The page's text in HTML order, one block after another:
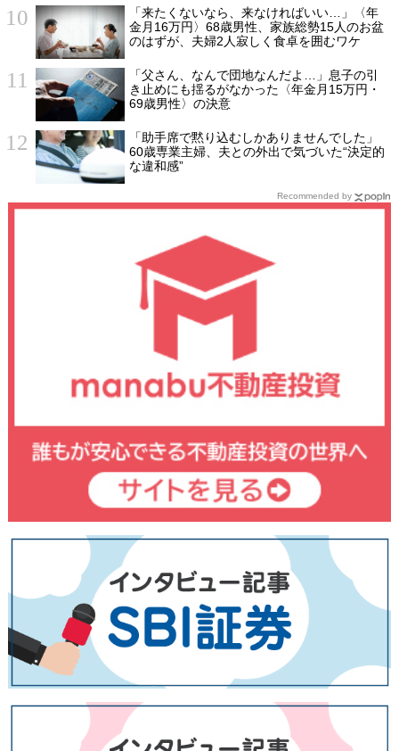
「来たくないなら、来なければいい…」〈年
金月16万円〉68歳男性、家族総勢15人のお盆
のはずが、夫婦2人寂しく食卓を囲むワケ
「父さん、なんで団地なんだよ…」息子の引
き止めにも揺るがなかった〈年金月15万円・
69歳男性〉の決意
「助手席で黙り込むしかありませんでした」
60歳専業主婦、夫との外出で気づいた“決定的
な違和感”
Recommended by